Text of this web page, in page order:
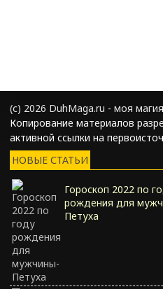
(с) 2026 DuhMaga.ru - моя магия
Копирование материалов
активной ссылки на
НОВЫЕ СТАТЬИ
Гороскоп 2022 по
рождения для
Петуха